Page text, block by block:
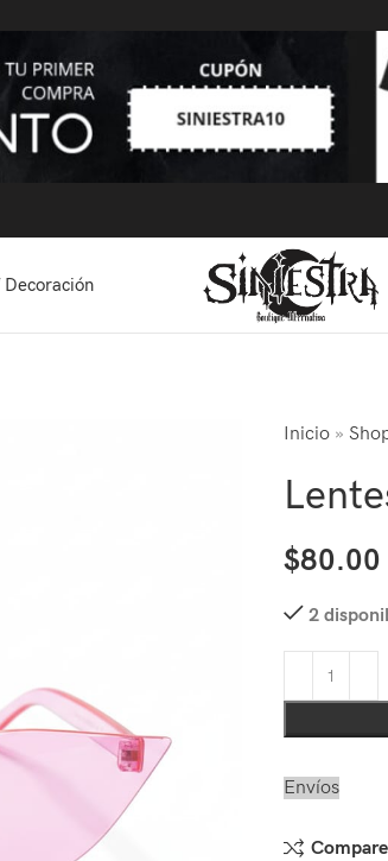
Inicio »
$80.00
2
Envíos
Compare